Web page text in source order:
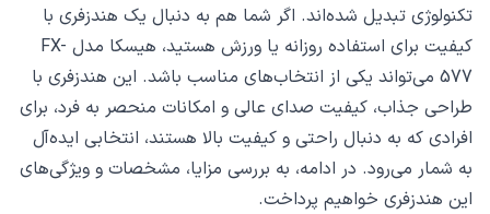
تکنولوژی تبدیل شده‌اند. اگر شما هم به دنبال یک هندزفری با
کیفیت برای استفاده روزانه یا ورزش هستید، هیسکا مدل FX-
577 می‌تواند یکی از انتخاب‌های مناسب باشد. این هندزفری با
طراحی جذاب، کیفیت صدای عالی و امکانات منحصر به فرد، برای
افرادی که به دنبال راحتی و کیفیت بالا هستند، انتخابی ایده‌آل
به شمار می‌رود. در ادامه، به بررسی مزایا، مشخصات و ویژگی‌های
این هندزفری خواهیم پرداخت.